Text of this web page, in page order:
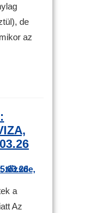
de
az
a
Az